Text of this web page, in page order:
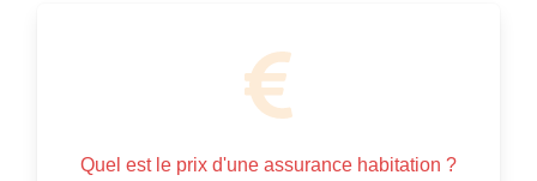
Quel est le prix d'une assurance habitation ?